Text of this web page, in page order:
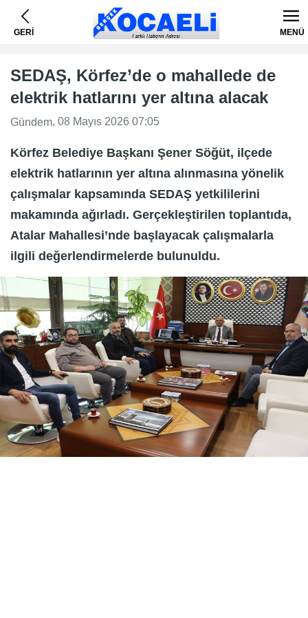
GERİ MENÜ
SEDAŞ, Körfez’de o mahallede de
elektrik hatlarını yer altına alacak
Gündem, 08 Mayıs 2026 07:05
Körfez Belediye Başkanı Şener Söğüt, ilçede
elektrik hatlarının yer altına alınmasına yönelik
çalışmalar kapsamında SEDAŞ yetkililerini
makamında ağırladı. Gerçekleştirilen toplantıda,
Atalar Mahallesi’nde başlayacak çalışmalarla
ilgili değerlendirmelerde bulunuldu.